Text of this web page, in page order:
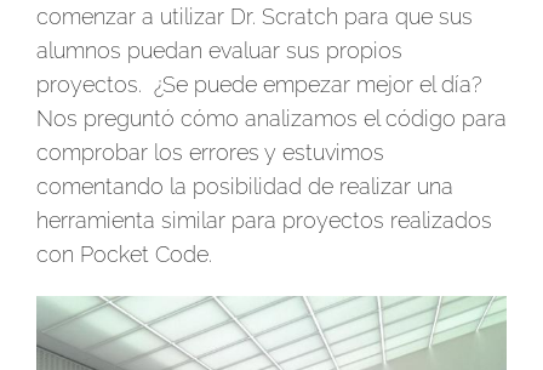
comenzar a utilizar Dr. Scratch para que sus
alumnos puedan evaluar sus propios
proyectos. ¿Se puede empezar mejor el día?
Nos preguntó cómo analizamos el código para
comprobar los errores y estuvimos
comentando la posibilidad de realizar una
herramienta similar para proyectos realizados
con Pocket Code.